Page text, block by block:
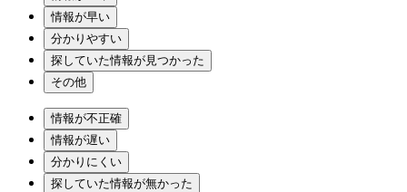
情報が早い
分かりやすい
探していた情報が見つかった
その他
情報が不正確
情報が遅い
分かりにくい
探していた情報が無かった